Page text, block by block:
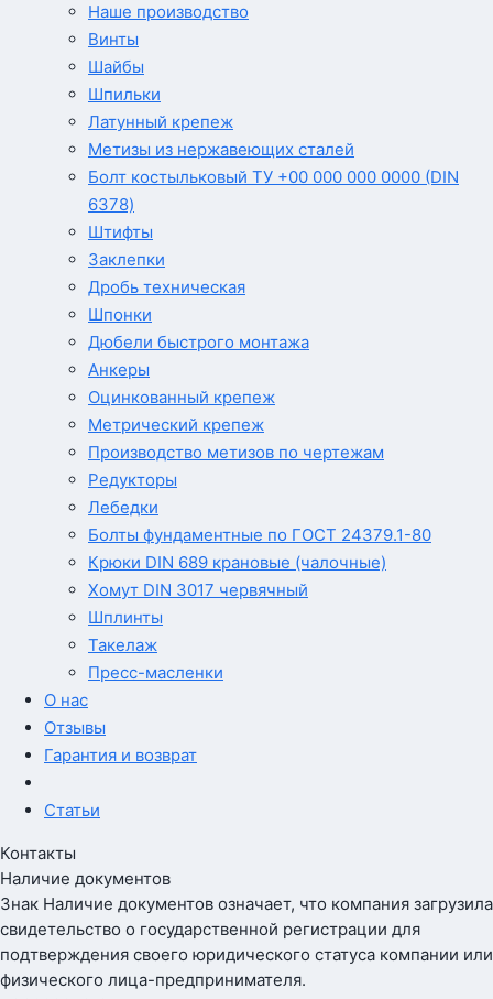
Наше производство
Винты
Шайбы
Шпильки
Латунный крепеж
Метизы из нержавеющих сталей
Болт костыльковый ТУ +00 000 000 0000 (DIN
6378)
Штифты
Заклепки
Дробь техническая
Шпонки
Дюбели быстрого монтажа
Анкеры
Оцинкованный крепеж
Метрический крепеж
Производство метизов по чертежам
Редукторы
Лебедки
Болты фундаментные по ГОСТ 24379.1-80
Крюки DIN 689 крановые (чалочные)
Хомут DIN 3017 червячный
Шплинты
Такелаж
Пресс-масленки
О нас
Отзывы
Гарантия и возврат
Статьи
Контакты
Наличие документов
Знак Наличие документов означает, что компания загрузила
свидетельство о государственной регистрации для
подтверждения своего юридического статуса компании или
физического лица-предпринимателя.